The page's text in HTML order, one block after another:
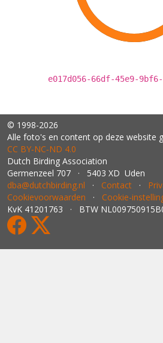
e017d056-66df-45e9-9bf6-
© 1998-2026
Alle foto's en content op deze website
CC BY‑NC‑ND 4.0
Dutch Birding Association
Germenzeel 707 · 5403 XD Uden
dba@dutchbirding.nl · Contact ·
Cookievoorwaarden · Cookie-
KvK 41201763 · BTW